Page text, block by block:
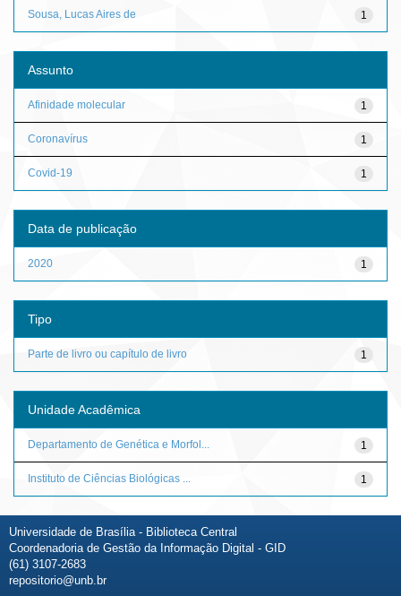
1
Sousa, Lucas Aires de
Assunto
1
Afinidade molecular
1
Coronavírus
1
Covid-19
Data de publicação
1
2020
Tipo
1
Parte de livro ou capítulo de livro
Unidade Acadêmica
1
Departamento de Genética e Morfol...
1
Instituto de Ciências Biológicas ...
Universidade de Brasília - Biblioteca Central
Coordenadoria de Gestão da Informação Digital - GID
(61) 3107-2683
repositorio@unb.br